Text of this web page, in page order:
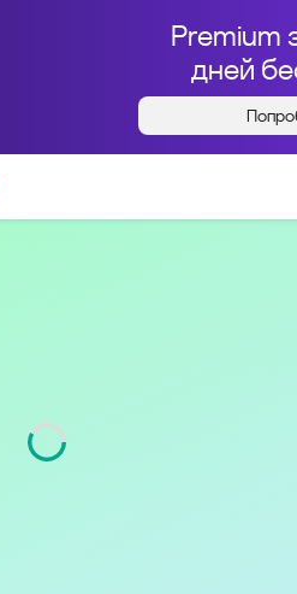
Premium
дней
с номера